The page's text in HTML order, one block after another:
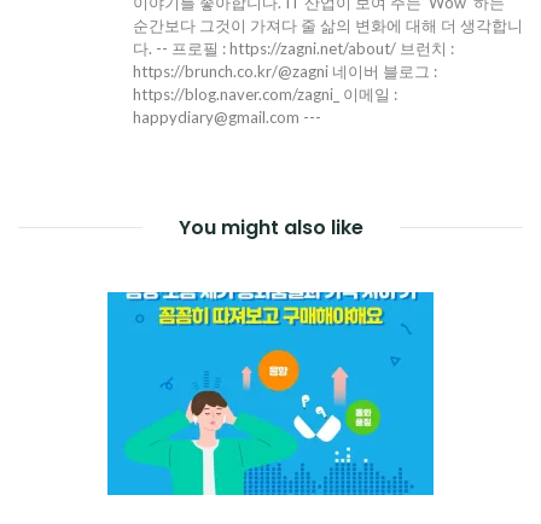
순간보다 그것이 가져다 줄 삶의 변화에 대해 더 생각합니
다. -- 프로필 : https://zagni.net/about/ 브런치 :
https://brunch.co.kr/@zagni 네이버 블로그 :
https://blog.naver.com/zagni_ 이메일 :
happydiary@gmail.com ---
You might also like